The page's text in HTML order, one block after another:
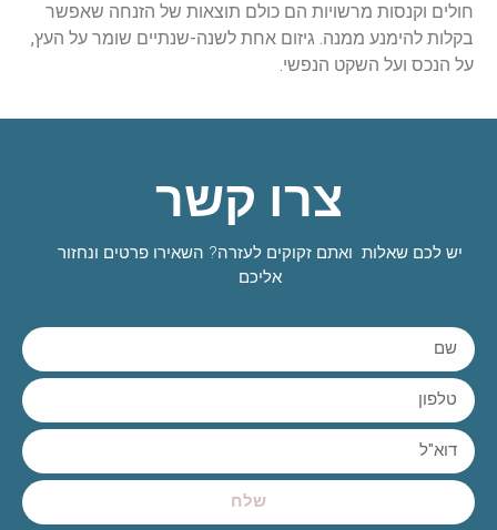
חולים וקנסות מרשויות הם כולם תוצאות של הזנחה שאפשר
בקלות להימנע ממנה. גיזום אחת לשנה-שנתיים שומר על העץ,
על הנכס ועל השקט הנפשי.
צרו קשר
יש לכם שאלות ואתם זקוקים לעזרה? השאירו פרטים ונחזור
אליכם
שלח